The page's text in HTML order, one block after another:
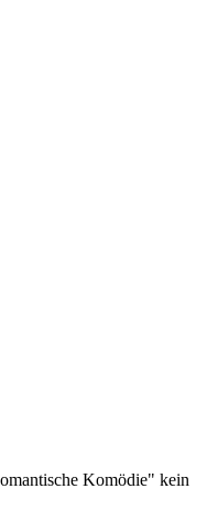
Komödie" kein